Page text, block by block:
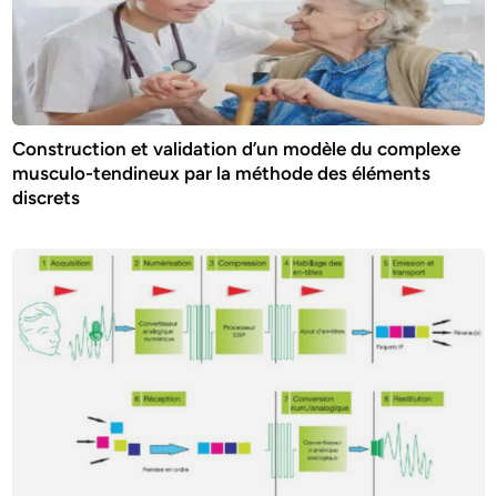
Construction et validation d’un modèle du complexe
musculo-tendineux par la méthode des éléments
discrets